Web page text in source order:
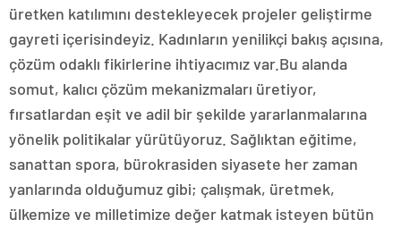
üretken katılımını destekleyecek projeler geliştirme
gayreti içerisindeyiz. Kadınların yenilikçi bakış açısına,
çözüm odaklı fikirlerine ihtiyacımız var.Bu alanda
somut, kalıcı çözüm mekanizmaları üretiyor,
fırsatlardan eşit ve adil bir şekilde yararlanmalarına
yönelik politikalar yürütüyoruz. Sağlıktan eğitime,
sanattan spora, bürokrasiden siyasete her zaman
yanlarında olduğumuz gibi; çalışmak, üretmek,
ülkemize ve milletimize değer katmak isteyen bütün